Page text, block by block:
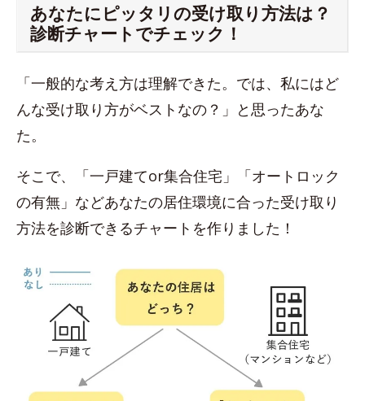
あなたにピッタリの受け取り方法は？
診断チャートでチェック！
「一般的な考え方は理解できた。では、私にはど
んな受け取り方がベストなの？」と思ったあな
た。
そこで、「一戸建てor集合住宅」「オートロック
の有無」などあなたの居住環境に合った受け取り
方法を診断できるチャートを作りました！